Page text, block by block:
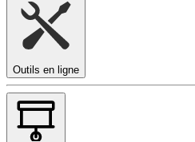
Outils en ligne